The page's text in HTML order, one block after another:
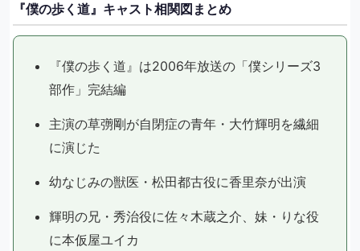
『僕の歩く道』キャスト相関図まとめ
『僕の歩く道』は2006年放送の「僕シリーズ3
部作」完結編
主演の草彅剛が自閉症の青年・大竹輝明を繊細
に演じた
幼なじみの獣医・松田都古役に香里奈が出演
輝明の兄・秀治役に佐々木蔵之介、妹・りな役
に本仮屋ユイカ